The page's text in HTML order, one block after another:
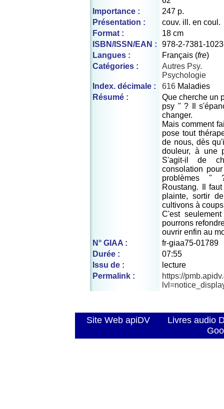
Importance :
247 p.
Présentation :
couv. ill. en coul.
Format :
18 cm
ISBN/ISSN/EAN :
978-2-7381-
Langues :
Français (fre)
Catégories :
Autres Psy.
Psychologie
Index. décimale :
616 Maladies
Résumé :
Que cherche un
psy " ? Il
changer.
Mais comment
pose tout
de nous, dès
douleur, à une
S'agit-il de
consolation
problèmes "
Roustang. Il
plainte, sortir
cultivons à
C'est
pourrons
ouvrir enfin au
N° GIAA :
fr-giaa75-01789
Durée :
07:55
Issu de :
lecture
Permalink :
https://
Site Web apiDV
Livres audio